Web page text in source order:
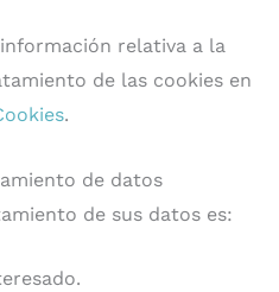
relativa a la
de las cookies en
.
de datos
de sus datos es: